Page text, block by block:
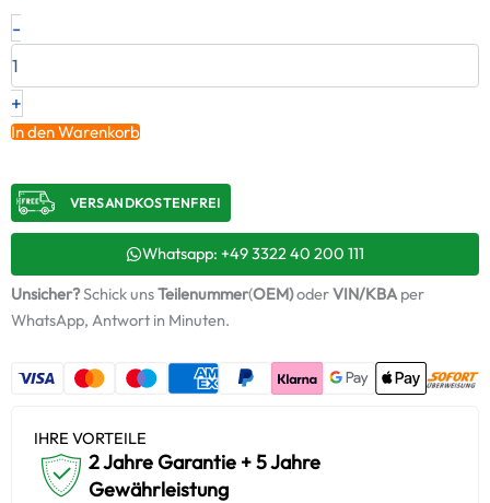
-
Neuer
Original
–
836766665
/
Menge
+
In den Warenkorb
VERSANDKOSTENFREI​
Whatsapp: +49 3322 40 200 111
Unsicher?Schick unsTeilenummer(OEM)oderVIN/KBAper
WhatsApp, Antwort in Minuten.
IHRE VORTEILE
2 Jahre Garantie + 5 Jahre
Gewährleistung